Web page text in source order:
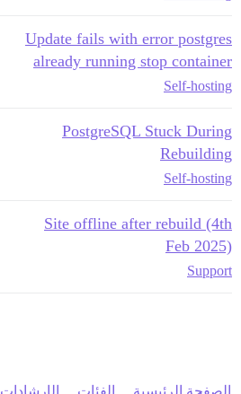
Update fails with error postgres
already running stop container
Self-hosting
PostgreSQL Stuck During
Rebuilding
Self-hosting
Site offline after rebuild (4th
Feb 2025)
Support
الصفحة الرئيسية الفئات الإرشادات